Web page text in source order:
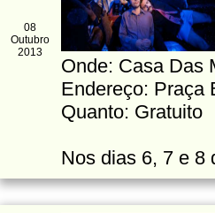
08
Outubro
2013
Onde: Casa Das
Endereço: Praça
Quanto: Gratuito
Nos dias 6, 7 e 8